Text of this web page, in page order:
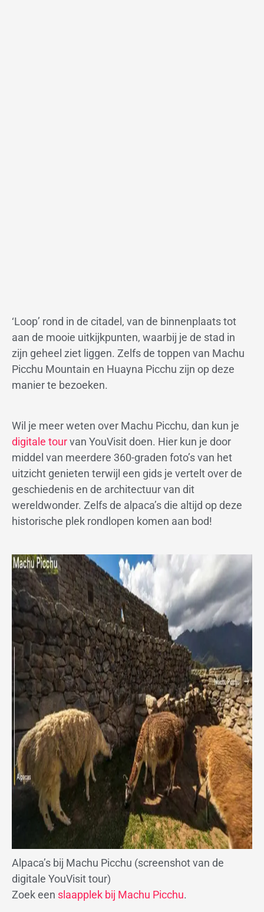
‘Loop’ rond in de citadel, van de binnenplaats tot
aan de mooie uitkijkpunten, waarbij je de stad in
zijn geheel ziet liggen. Zelfs de toppen van Machu
Picchu Mountain en Huayna Picchu zijn op deze
manier te bezoeken.
Wil je meer weten over Machu Picchu, dan kun je
digitale tourvan YouVisit doen. Hier kun je door
middel van meerdere 360-graden foto’s van het
uitzicht genieten terwijl een gids je vertelt over de
geschiedenis en de architectuur van dit
wereldwonder. Zelfs de alpaca’s die altijd op deze
historische plek rondlopen komen aan bod!
Alpaca’s bij Machu Picchu (screenshot van de
digitale YouVisit tour)
Zoek een slaapplek bij Machu Picchu.